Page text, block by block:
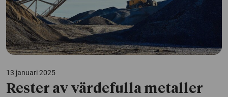
13 januari 2025
Rester av värdefulla metaller